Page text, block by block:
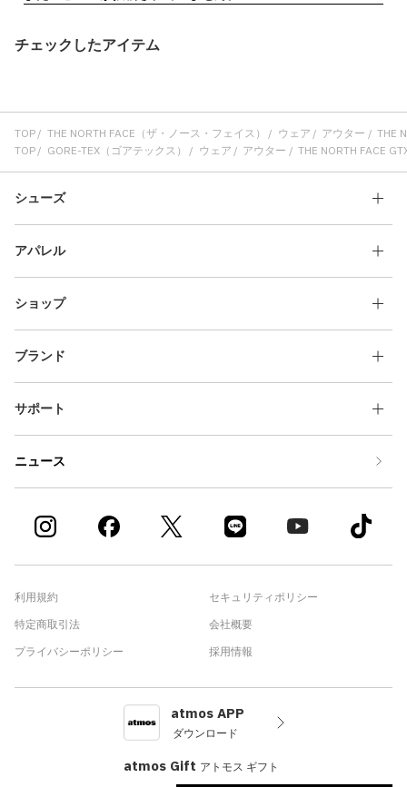
チェックしたアイテム
TOP THE NORTH FACE（ザ・ノース・フェイス） ウェア アウター
THE
TOP
GORE-TEX（ゴアテックス） ウェア アウター THE NORTH FACE
シューズ
アパレル
ショップ
ブランド
サポート
ニュース
利用規約
特定商取引法
プライバシーポリシー
セキュリティポリシー
会社概要
採用情報
atmos APP
ダウンロード
atmos Gift アトモス ギフト